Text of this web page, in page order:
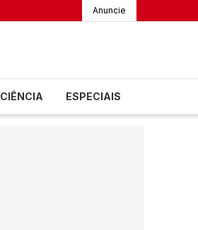
Anuncie
CIÊNCIA ESPECIAIS